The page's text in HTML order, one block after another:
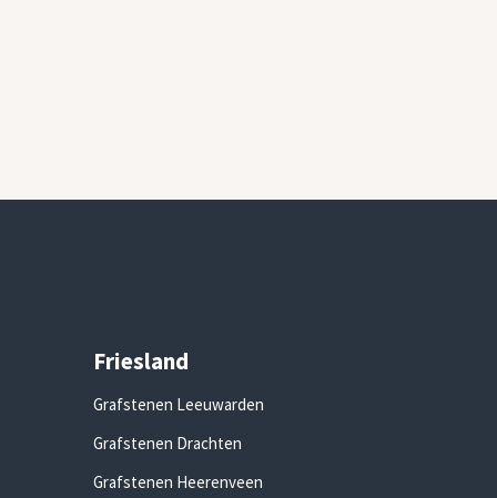
Friesland
Grafstenen Leeuwarden
Grafstenen Drachten
Grafstenen Heerenveen